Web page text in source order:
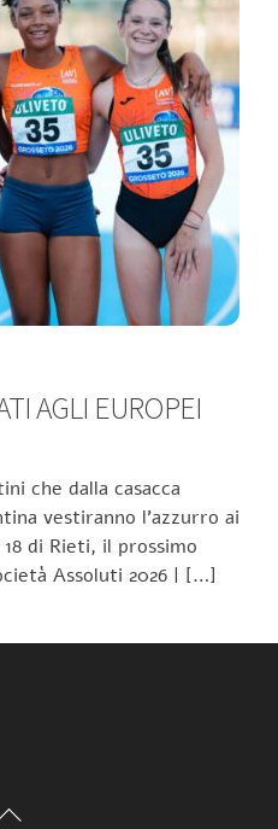
AGLI EUROPEI
che dalla casacca
vestiranno l’azzurro ai
di Rieti, il prossimo
Assoluti 2026 | […]
Back